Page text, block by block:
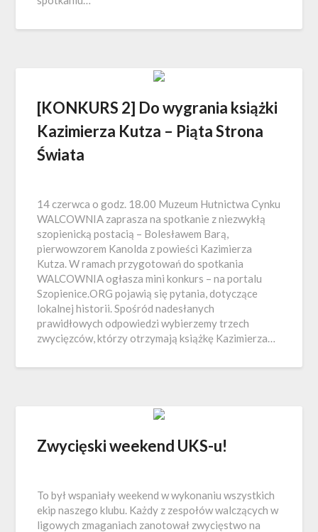
[KONKURS 2] Do wygrania książki
Kazimierza Kutza – Piąta Strona
Świata
14 czerwca o godz. 18.00 Muzeum Hutnictwa Cynku
WALCOWNIA zaprasza na spotkanie z niezwykłą
szopienicką postacią – Bolesławem Barą,
pierwowzorem Kanolda z powieści Kazimierza
Kutza. W ramach przygotowań do spotkania
WALCOWNIA ogłasza mini konkurs – na portalu
Szopienice.ORG pojawią się pytania, dotyczące
lokalnej historii. Spośród nadesłanych
prawidłowych odpowiedzi wybierzemy trzech
zwycięzców, którzy otrzymają książkę Kazimierza…
Zwycięski weekend UKS-u!
To był wspaniały weekend w wykonaniu wszystkich
ekip naszego klubu. Każdy z zespołów walczących w
ligowych zmaganiach zanotował zwycięstwo na